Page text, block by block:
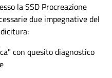
la SSD Procreazione
due impegnative del
con quesito diagnostico